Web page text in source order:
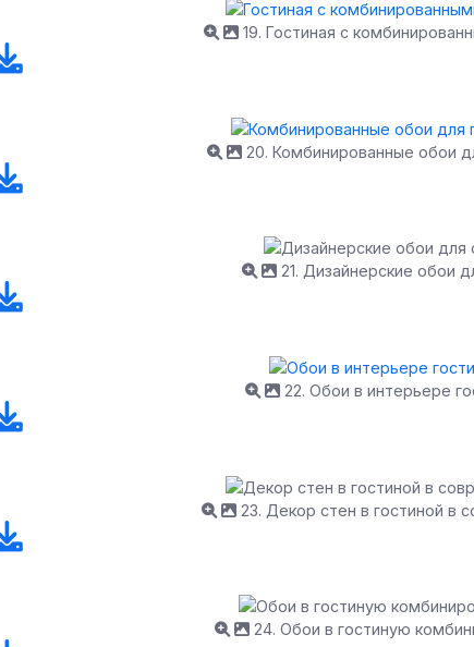
19. Гостиная с
20. Комбинированные обои
21. Дизайнерские обои
22. Обои в интерьере
23. Декор стен в гостиной в
24. Обои в гостиную